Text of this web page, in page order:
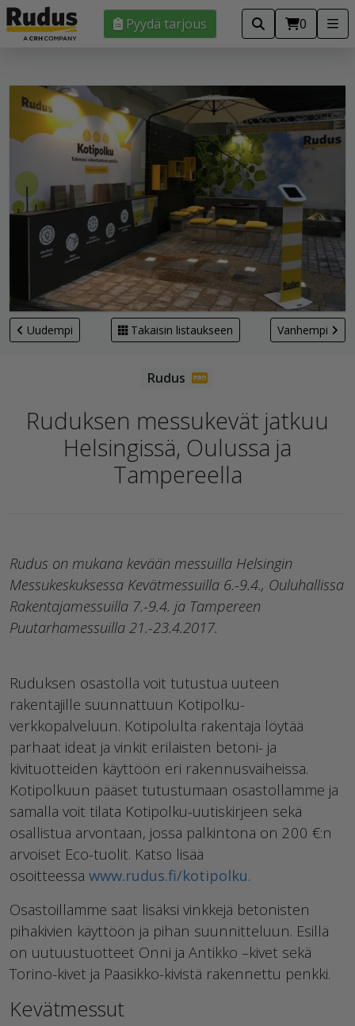
Pyydä tarjous 0
Uudempi Takaisin listaukseen Vanhempi
Ruduksen messukevät jatkuu
Helsingissä, Oulussa ja
Tampereella
Rudus on mukana kevään messuilla Helsingin
Messukeskuksessa Kevätmessuilla 6.-9.4., Ouluhallissa
Rakentajamessuilla 7.-9.4. ja Tampereen
Puutarhamessuilla 21.-23.4.2017.
Ruduksen osastolla voit tutustua uuteen
rakentajille suunnattuun Kotipolku-
verkkopalveluun. Kotipolulta rakentaja löytää
parhaat ideat ja vinkit erilaisten betoni- ja
kivituotteiden käyttöön eri rakennusvaiheissa.
Kotipolkuun pääset tutustumaan osastollamme ja
samalla voit tilata Kotipolku-uutiskirjeen sekä
osallistua arvontaan, jossa palkintona on 200 €:n
arvoiset Eco-tuolit. Katso lisää
osoitteessa www.rudus.fi/kotipolku.
Osastoillamme saat lisäksi vinkkejä betonisten
pihakivien käyttöön ja pihan suunnitteluun. Esillä
on uutuustuotteet Onni ja Antikko –kivet sekä
Torino-kivet ja Paasikko-kivistä rakennettu penkki.
Kevätmessut